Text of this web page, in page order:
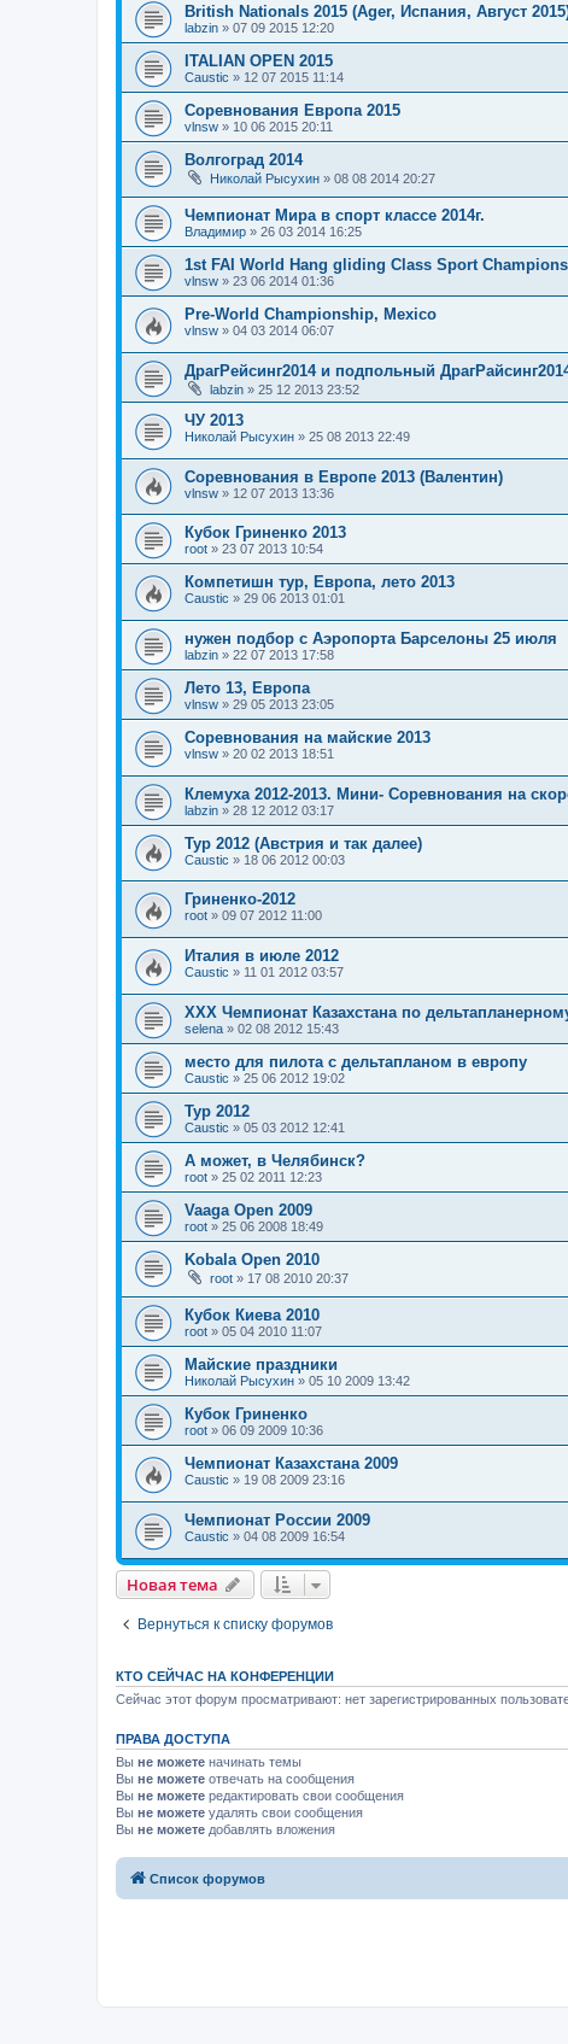
British Nationals 2015 (Ager, Испания, Август
labzin » 07 09 2015 12:20
ITALIAN OPEN 2015
Caustic » 12 07 2015 11:14
Соревнования Европа 2015
vlnsw » 10 06 2015 20:11
Волгоград 2014
Николай Рысухин » 08 08 2014 20:27
Чемпионат Мира в спорт классе 2014г.
Владимир » 26 03 2014 16:25
1st FAI World Hang gliding Class Sport
vlnsw » 23 06 2014 01:36
Pre-World Championship, Mexico
vlnsw » 04 03 2014 06:07
ДрагРейсинг2014 и подпольный
labzin » 25 12 2013 23:52
ЧУ 2013
Николай Рысухин » 25 08 2013 22:49
Соревнования в Европе 2013 (Валентин)
vlnsw » 12 07 2013 13:36
Кубок Гриненко 2013
root » 23 07 2013 10:54
Компетишн тур, Европа, лето 2013
Caustic » 29 06 2013 01:01
нужен подбор с Аэропорта Барселоны 25 июля
labzin » 22 07 2013 17:58
Лето 13, Европа
vlnsw » 29 05 2013 23:05
Соревнования на майские 2013
vlnsw » 20 02 2013 18:51
Клемуха 2012-2013. Мини- Соревнования на
labzin » 28 12 2012 03:17
Тур 2012 (Австрия и так далее)
Caustic » 18 06 2012 00:03
Гриненко-2012
root » 09 07 2012 11:00
Италия в июле 2012
Caustic » 11 01 2012 03:57
ХХХ Чемпионат Казахстана по
selena » 02 08 2012 15:43
место для пилота с дельтапланом в европу
Caustic » 25 06 2012 19:02
Тур 2012
Caustic » 05 03 2012 12:41
А может, в Челябинск?
root » 25 02 2011 12:23
Vaaga Open 2009
root » 25 06 2008 18:49
Kobala Open 2010
root » 17 08 2010 20:37
Кубок Киева 2010
root » 05 04 2010 11:07
Майские праздники
Николай Рысухин » 05 10 2009 13:42
Кубок Гриненко
root » 06 09 2009 10:36
Чемпионат Казахстана 2009
Caustic » 19 08 2009 23:16
Чемпионат России 2009
Caustic » 04 08 2009 16:54
Новая тема
Вернуться к списку форумов
КТО СЕЙЧАС НА КОНФЕРЕНЦИИ
Сейчас этот форум просматривают: нет зарегистрированных
ПРАВА ДОСТУПА
Вы не можете начинать темы
Вы не можете отвечать на сообщения
Вы не можете редактировать свои сообщения
Вы не можете удалять свои сообщения
Вы не можете добавлять вложения
Список форумов